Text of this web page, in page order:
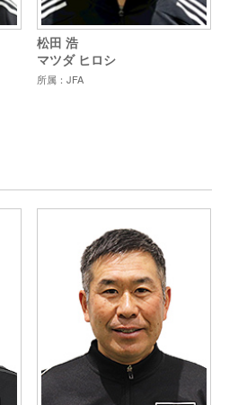
松田 浩
マツダ ヒロシ
所属：JFA